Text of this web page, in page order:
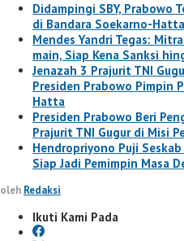
Didampingi SBY, Prabowo
di Bandara Soekarno-Hatta
Mendes Yandri Tegas:
main, Siap Kena Sanksi
Jenazah 3 Prajurit TNI
Presiden Prabowo Pimpin
Hatta
Presiden Prabowo Beri
Prajurit TNI Gugur di Misi
Hendropriyono Puji
Siap Jadi Pemimpin Masa
oleh Redaksi
Ikuti Kami Pada